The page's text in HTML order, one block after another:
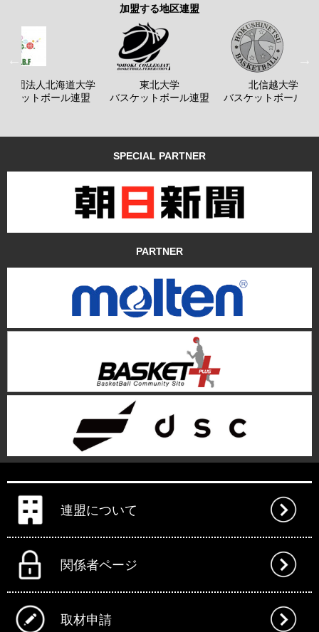
加盟する地区連盟
社団法人北海道大学
ケットボール連盟
東北大学
バスケットボール連盟
北信越大学
バスケットボール連
SPECIAL PARTNER
PARTNER
連盟について
関係者ページ
取材申請